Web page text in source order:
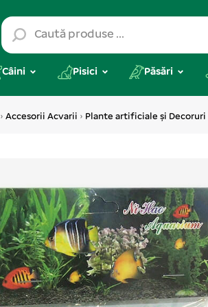
Câini Pisici Păsări
› Accesorii Acvarii › Plante artificiale și Decoruri